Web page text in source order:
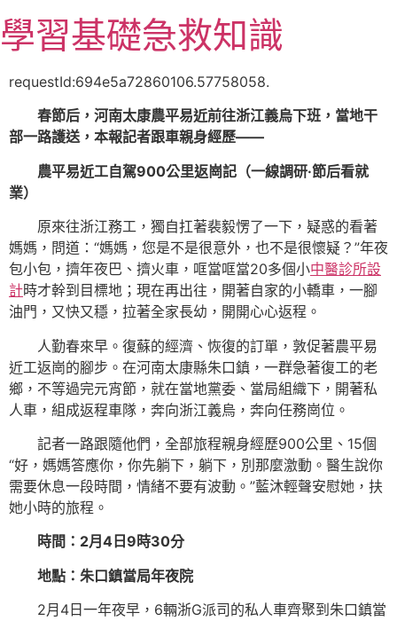
至
主
學習基礎急救知識
requestId:694e5a72860106.57758058.
春節后，河南太康農平易近前往浙江義烏下班，當地干
部一路護送，本報記者跟車親身經歷——
農平易近工自駕900公里返崗記（一線調研·節后看就
業）
原來往浙江務工，獨自扛著裴毅愣了一下，疑惑的看著
媽媽，問道：“媽媽，您是不是很意外，也不是很懷疑？”年夜
包小包，擠年夜巴、擠火車，哐當哐當20多個小中醫診所設
計時才幹到目標地；現在再出往，開著自家的小轎車，一腳
油門，又快又穩，拉著全家長幼，開開心心返程。
人勤春來早。復蘇的經濟、恢復的訂單，敦促著農平易
近工返崗的腳步。在河南太康縣朱口鎮，一群急著復工的老
鄉，不等過完元宵節，就在當地黨委、當局組織下，開著私
人車，組成返程車隊，奔向浙江義烏，奔向任務崗位。
記者一路跟隨他們，全部旅程親身經歷900公里、15個
“好，媽媽答應你，你先躺下，躺下，別那麼激動。醫生說你
需要休息一段時間，情緒不要有波動。”藍沐輕聲安慰她，扶
她小時的旅程。
時間：2月4日9時30分
地點：朱口鎮當局年夜院
2月4日一年夜早，6輛浙G派司的私人車齊聚到朱口鎮當